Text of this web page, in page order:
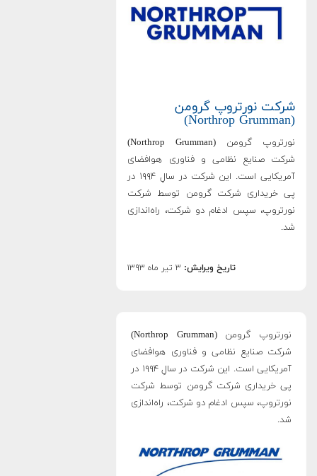
شرکت نورتروپ گرومن
(Northrop Grumman)
نورتروپ گرومن (Northrop Grumman)
شرکت صنایع نظامی و فناوری هوافضای
آمریکایی است. این شرکت در سالِ ۱۹۹۴ در
پی خریداری شرکت گرومن توسط شرکت
نورتروپ، سپس ادغام دو شرکت، راه‌اندازی
شد.
تاریخ ویرایش: ۳ تیر ماه ۱۳۹۳
نورتروپ گرومن (Northrop Grumman)
شرکت صنایع نظامی و فناوری هوافضای
آمریکایی است. این شرکت در سالِ ۱۹۹۴ در
پی خریداری شرکت گرومن توسط شرکت
نورتروپ، سپس ادغام دو شرکت، راه‌اندازی
شد.